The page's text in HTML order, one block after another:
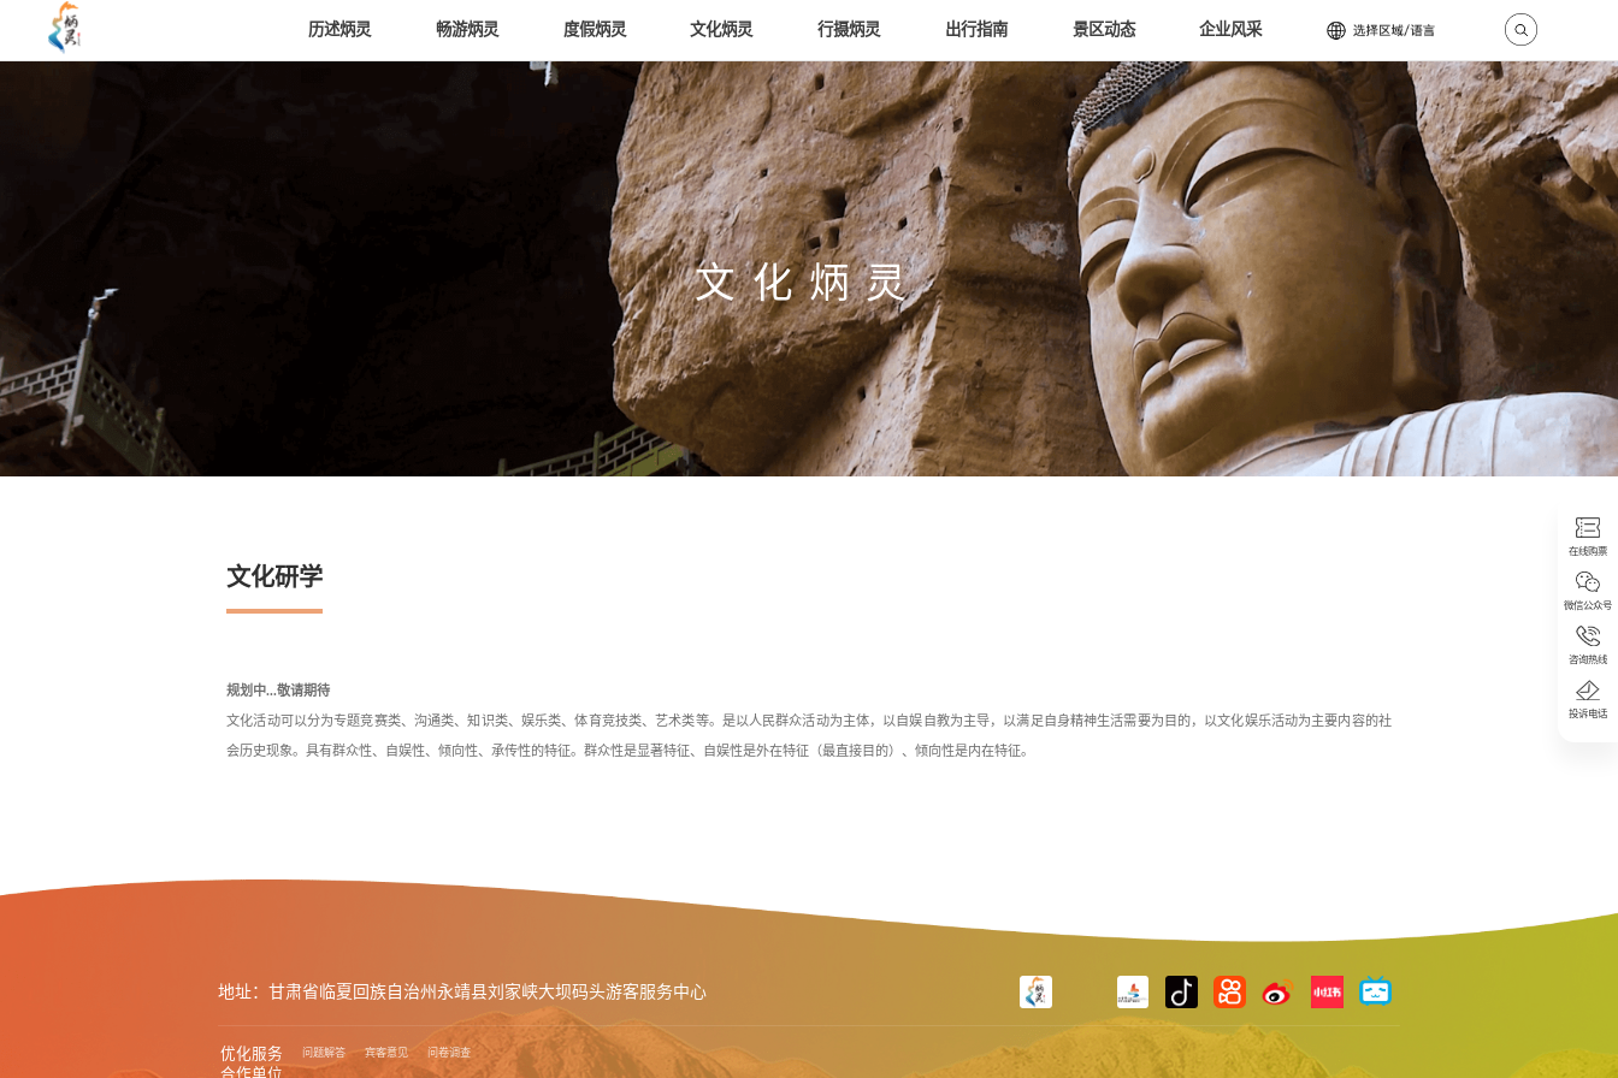
历述炳灵 畅游炳灵 度假炳灵 文化炳灵 行摄炳灵 出行指南 景区动态 企业风采
文化炳灵
文化研学
规划中...敬请期待
文化活动可以分为专题竞赛类、沟通类、知识类、娱乐类、体育竞技类、艺术类等。是以人民群众活动为主体，以自娱自教为主导，以满足自身精神生活需要为目的，以文化娱乐活动为主要内容的社
会历史现象。具有群众性、自娱性、倾向性、承传性的特征。群众性是显著特征、自娱性是外在特征（最直接目的）、倾向性是内在特征。
地址：甘肃省临夏回族自治州永靖县刘家峡大坝码头游客服务中心
优化服务 问题解答 宾客意见 问卷调查
合作单位
在线购票
微信公众号
咨询热线
投诉电话